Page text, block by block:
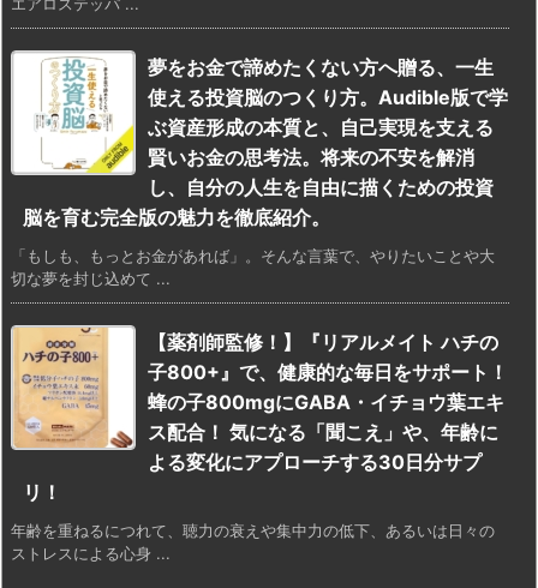
夢をお金で諦めたくない方へ贈る、一生
使える投資脳のつくり方。Audible版で学
ぶ資産形成の本質と、自己実現を支える
賢いお金の思考法。将来の不安を解消
し、自分の人生を自由に描くための投資
脳を育む完全版の魅力を徹底紹介。
「もしも、もっとお金があれば」。そんな言葉で、やりたいことや大
切な夢を封じ込めて ...
【薬剤師監修！】『リアルメイト ハチの
子800+』で、健康的な毎日をサポート！
蜂の子800mgにGABA・イチョウ葉エキ
ス配合！ 気になる「聞こえ」や、年齢に
よる変化にアプローチする30日分サプ
リ！
年齢を重ねるにつれて、聴力の衰えや集中力の低下、あるいは日々の
ストレスによる心身 ...